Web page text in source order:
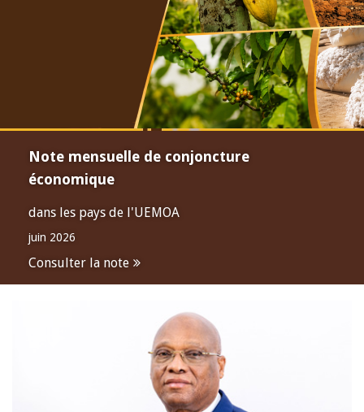
Note mensuelle de conjoncture
économique
dans les pays de l'UEMOA
juin 2026
Consulter la note